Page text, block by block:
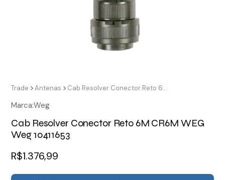
Trade Antenas Cab Resolver Conector Reto 6M CR6M WEG Weg 10411653
Marca:Weg
Cab Resolver Conector Reto 6M CR6M WEG
Weg 10411653
R$1.376,99